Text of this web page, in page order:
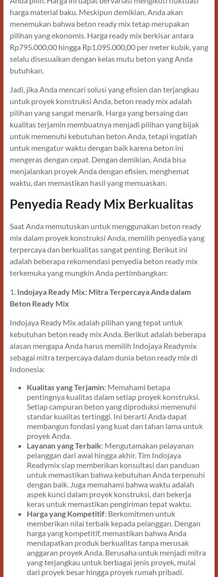
harga material baku. Meskipun demikian, Anda akan
menemukan bahwa beton ready mix tetap merupakan
pilihan yang ekonomis. Harga ready mix berkisar antara
Rp795.000,00 hingga Rp1.095.000,00 per meter kubik, yang
selalu disesuaikan dengan kelas mutu beton yang Anda
butuhkan.
Jadi, jika Anda mencari solusi yang efisien dan terjangkau
untuk proyek konstruksi Anda, beton ready mix adalah
pilihan yang sangat menarik. Harga yang bersaing dan
kualitas terjamin membuatnya menjadi pilihan yang bijak
untuk memenuhi kebutuhan beton Anda, tetapi ingatlah
untuk mengatur waktu dengan baik karena beton ini
mengeras dengan cepat. Dengan demikian, Anda bisa
menjalankan proyek Anda dengan efisien, menghemat
waktu, dan memastikan hasil yang memuaskan.
Penyedia Ready Mix Berkualitas
Saat Anda memutuskan untuk menggunakan beton ready
mix dalam proyek konstruksi Anda, memilih penyedia yang
terpercaya dan berkualitas sangat penting. Berikut ini
adalah beberapa rekomendasi penyedia beton ready mix
terkemuka yang mungkin Anda pertimbangkan:
1. Indojaya Ready Mix: Mitra Terpercaya Anda dalam
Beton Ready Mix
Indojaya Ready Mix adalah pilihan yang tepat untuk
kebutuhan beton ready mix Anda. Berikut adalah beberapa
alasan mengapa Anda harus memilih Indojaya Readymix
sebagai mitra terpercaya dalam dunia beton ready mix di
Indonesia:
Kualitas yang Terjamin: Memahami betapa
pentingnya kualitas dalam setiap proyek konstruksi.
Setiap campuran beton yang diproduksi memenuhi
standar kualitas tertinggi. Ini berarti Anda dapat
membangun fondasi yang kuat dan tahan lama untuk
proyek Anda.
Layanan yang Terbaik: Mengutamakan pelayanan
pelanggan dari awal hingga akhir. Tim Indojaya
Readymix siap memberikan konsultasi dan panduan
untuk memastikan bahwa kebutuhan Anda terpenuhi
dengan baik. Juga memahami bahwa waktu adalah
aspek kunci dalam proyek konstruksi, dan bekerja
keras untuk memastikan pengiriman tepat waktu.
Harga yang Kompetitif: Berkomitmen untuk
memberikan nilai terbaik kepada pelanggan. Dengan
harga yang kompetitif, memastikan bahwa Anda
mendapatkan produk berkualitas tanpa merusak
anggaran proyek Anda. Berusaha untuk menjadi mitra
yang terjangkau untuk berbagai jenis proyek, mulai
dari proyek besar hingga proyek rumah pribadi.